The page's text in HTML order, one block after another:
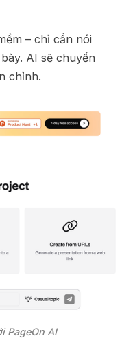
– chỉ cần nói
AI sẽ chuyển
chỉnh.
PageOn AI